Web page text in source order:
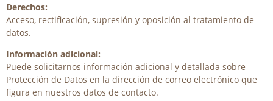
Derechos:
Acceso, rectificación, supresión y oposición al tratamiento de
datos.
Información adicional:
Puede solicitarnos información adicional y detallada sobre
Protección de Datos en la dirección de correo electrónico que
figura en nuestros datos de contacto.